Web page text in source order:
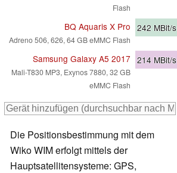
Flash
BQ Aquaris X Pro
Adreno 506, 626, 64 GB eMMC Flash
242 MBit/s
Samsung Galaxy A5 2017
Mali-T830 MP3, Exynos 7880, 32 GB
eMMC Flash
214 MBit/s
Die Positionsbestimmung mit dem
Wiko WIM erfolgt mittels der
Hauptsatellitensysteme: GPS,